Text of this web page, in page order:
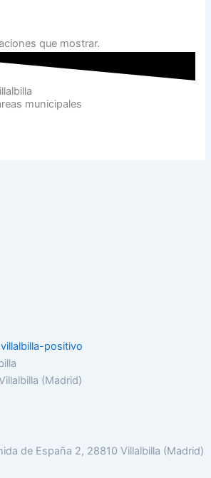
que mostrar.
municipales
(Madrid)
de España 2, 28810 Villalbilla (Madrid)